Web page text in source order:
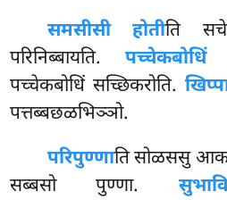
समसीसी होतीति
परिनिब्बायति. पच्चेकबोधिं
पच्चेकबोधिं सच्छिकरोति.
पत्तब्बछळभिञ्ञो.
परिपुण्णातिसोळससु
सब्बसो पुण्णा.